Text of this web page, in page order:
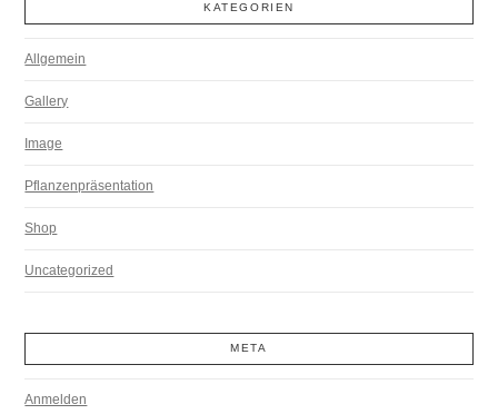
KATEGORIEN
Allgemein
Gallery
Image
Pflanzenpräsentation
Shop
Uncategorized
META
Anmelden